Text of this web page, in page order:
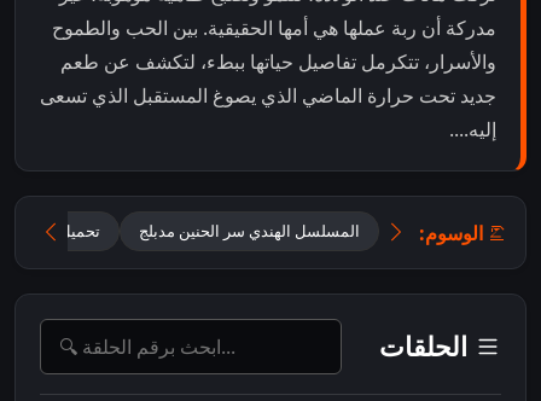
مدركة أن ربة عملها هي أمها الحقيقية. بين الحب والطموح
والأسرار، تتكرمل تفاصيل حياتها ببطء، لتكشف عن طعم
جديد تحت حرارة الماضي الذي يصوغ المستقبل الذي تسعى
إليه....
الوسوم: المسلسل الهندي سر الحنين مدبلج تحميل مسلسل
الحلقات